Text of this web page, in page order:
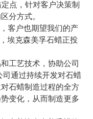
点，针对客户决策制
分方式。
客户也期望我们的产
埃克森美孚石蜡正投
工艺技术，协助公司
通过持续开发对石蜡
石蜡制造过程的全方
变化，从而制造更多